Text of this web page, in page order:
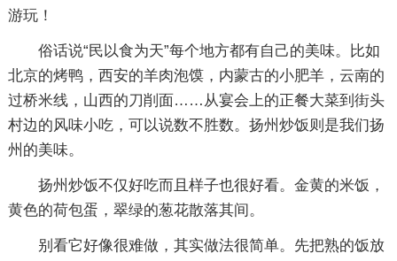
游玩！
俗话说“民以食为天”每个地方都有自己的美味。比如
北京的烤鸭，西安的羊肉泡馍，内蒙古的小肥羊，云南的
过桥米线，山西的刀削面……从宴会上的正餐大菜到街头
村边的风味小吃，可以说数不胜数。扬州炒饭则是我们扬
州的美味。
扬州炒饭不仅好吃而且样子也很好看。金黄的米饭，
黄色的荷包蛋，翠绿的葱花散落其间。
别看它好像很难做，其实做法很简单。先把熟的饭放